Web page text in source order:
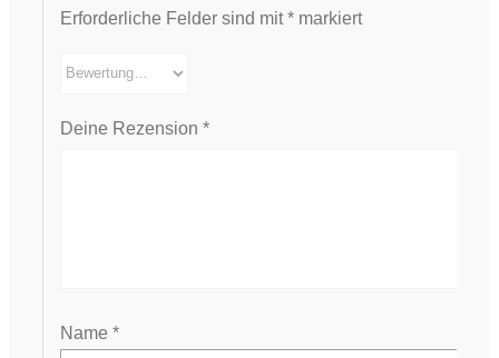
Erforderliche Felder sind mit*markiert
Deine Rezension *
Name *